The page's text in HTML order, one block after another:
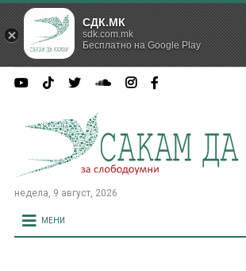
недела, 9 август, 2026
МЕНИ
СДК.МК
sdk.com.mk
Бесплатно на Google Play